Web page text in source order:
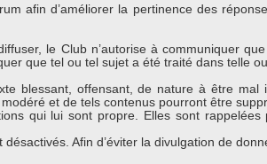
afin d’améliorer la pertinence des
le Club n’autorise à communiquer
que tel ou tel sujet a été traité dans telle
blessant, offensant, de nature à être mal
et de tels contenus pourront être
qui lui sont propre. Elles sont rappelées
Afin d’éviter la divulgation de